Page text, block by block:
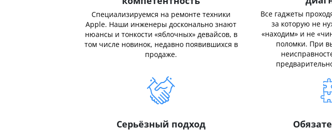
Специализируемся на ремонте техники
Apple. Наши инженеры досконально знают
нюансы и тонкости «яблочных» девайсов, в
том числе новинок, недавно появившихся в
продаже.
Все гаджеты
за которую не
«находим» и не
поломки. При
Серьёзный подход